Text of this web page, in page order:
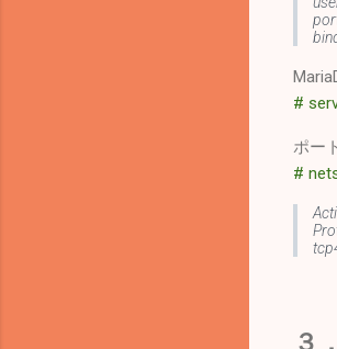
#
ポー
#
３